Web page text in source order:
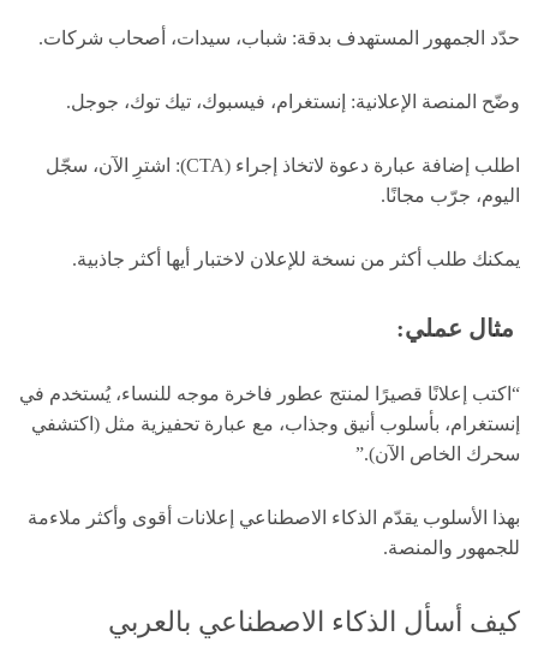
حدّد الجمهور المستهدف بدقة: شباب، سيدات، أصحاب شركات.
وضّح المنصة الإعلانية: إنستغرام، فيسبوك، تيك توك، جوجل.
اطلب إضافة عبارة دعوة لاتخاذ إجراء (CTA): اشترِ الآن، سجّل
اليوم، جرّب مجانًا.
يمكنك طلب أكثر من نسخة للإعلان لاختبار أيها أكثر جاذبية.
مثال عملي:
“اكتب إعلانًا قصيرًا لمنتج عطور فاخرة موجه للنساء، يُستخدم في
إنستغرام، بأسلوب أنيق وجذاب، مع عبارة تحفيزية مثل (اكتشفي
سحرك الخاص الآن).”
بهذا الأسلوب يقدّم الذكاء الاصطناعي إعلانات أقوى وأكثر ملاءمة
للجمهور والمنصة.
كيف أسأل الذكاء الاصطناعي بالعربي